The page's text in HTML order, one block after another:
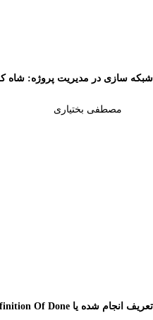
شبکه سازی در مدیریت پروژه: شاه
مصطفی بختیاری
تعریف انجام شده یا Definition Of Done و اصول آن